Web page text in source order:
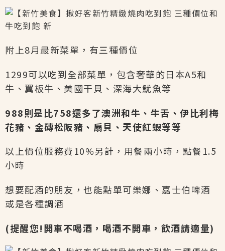
附上8月最新菜單，有三種價位
1299可以吃到全部菜單，包含奢華的日本A5和
牛、翼板牛、美國干貝、深海大魷魚等
988則是比758還多了澳洲和牛、牛舌、伊比利梅
花豬、金磚松阪豬、扇貝、天使紅蝦等等
以上價位服務費10%另計，用餐兩小時，點餐1.5
小時
想要配酒的朋友，也能點單可樂娜、嘉士伯啤酒
或是各種調酒
(提醒您!開車不喝酒，喝酒不開車，飲酒請適量)